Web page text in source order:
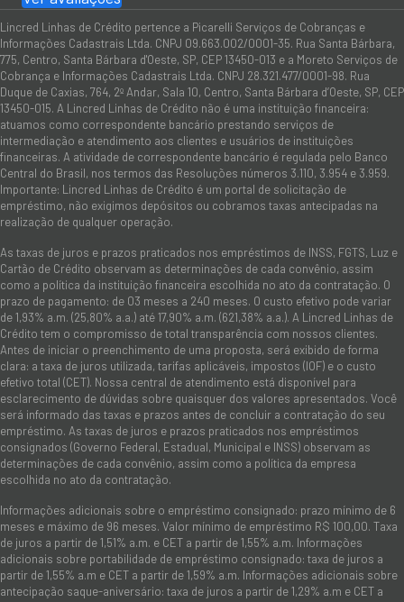
Lincred Linhas de Crédito pertence a Picarelli Serviços de Cobranças e
Informações Cadastrais Ltda. CNPJ 09.663.002/0001-35. Rua Santa Bárbara,
775, Centro, Santa Bárbara d'Oeste, SP, CEP 13450-013 e a Moreto Serviços de
Cobrança e Informações Cadastrais Ltda. CNPJ 28.321.477/0001-98. Rua
Duque de Caxias, 764, 2º Andar, Sala 10, Centro, Santa Bárbara d’Oeste, SP, CEP
13450-015. A Lincred Linhas de Crédito não é uma instituição financeira:
atuamos como correspondente bancário prestando serviços de
intermediação e atendimento aos clientes e usuários de instituições
financeiras. A atividade de correspondente bancário é regulada pelo Banco
Central do Brasil, nos termos das Resoluções números 3.110, 3.954 e 3.959.
Importante: Lincred Linhas de Crédito é um portal de solicitação de
empréstimo, não exigimos depósitos ou cobramos taxas antecipadas na
realização de qualquer operação.
As taxas de juros e prazos praticados nos empréstimos de INSS, FGTS, Luz e
Cartão de Crédito observam as determinações de cada convênio, assim
como a política da instituição financeira escolhida no ato da contratação. O
prazo de pagamento: de 03 meses a 240 meses. O custo efetivo pode variar
de 1,93% a.m. (25,80% a.a.) até 17,90% a.m. (621,38% a.a.). A Lincred Linhas de
Crédito tem o compromisso de total transparência com nossos clientes.
Antes de iniciar o preenchimento de uma proposta, será exibido de forma
clara: a taxa de juros utilizada, tarifas aplicáveis, impostos (IOF) e o custo
efetivo total (CET). Nossa central de atendimento está disponível para
esclarecimento de dúvidas sobre quaisquer dos valores apresentados. Você
será informado das taxas e prazos antes de concluir a contratação do seu
empréstimo. As taxas de juros e prazos praticados nos empréstimos
consignados (Governo Federal, Estadual, Municipal e INSS) observam as
determinações de cada convênio, assim como a política da empresa
escolhida no ato da contratação.
Informações adicionais sobre o empréstimo consignado: prazo mínimo de 6
meses e máximo de 96 meses. Valor mínimo de empréstimo R$ 100,00. Taxa
de juros a partir de 1,51% a.m. e CET a partir de 1,55% a.m. Informações
adicionais sobre portabilidade de empréstimo consignado: taxa de juros a
partir de 1,55% a.m e CET a partir de 1,59% a.m. Informações adicionais sobre
antecipação saque-aniversário: taxa de juros a partir de 1,29% a.m e CET a